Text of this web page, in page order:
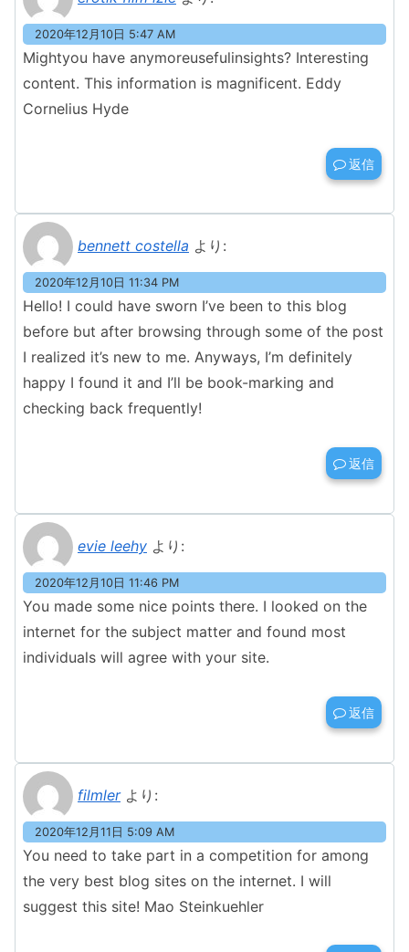
2020年12月10日 5:47 AM
Mightyou have anymoreusefulinsights? Interesting
content. This information is magnificent. Eddy
Cornelius Hyde
返信
bennett costella より:
2020年12月10日 11:34 PM
Hello! I could have sworn I’ve been to this blog
before but after browsing through some of the post
I realized it’s new to me. Anyways, I’m definitely
happy I found it and I’ll be book-marking and
checking back frequently!
返信
evie leehy より:
2020年12月10日 11:46 PM
You made some nice points there. I looked on the
internet for the subject matter and found most
individuals will agree with your site.
返信
filmler より:
2020年12月11日 5:09 AM
You need to take part in a competition for among
the very best blog sites on the internet. I will
suggest this site! Mao Steinkuehler